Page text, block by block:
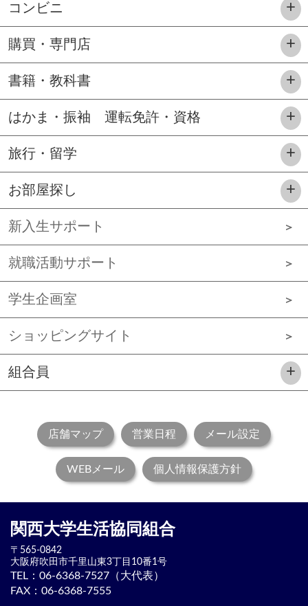
コンビニ
購買・専門店
書籍・教科書
はかま・振袖 運転免許・資格
旅行・留学
お部屋探し
新入生サポート
就職活動サポート
学生企画室
ショッピングサイト
組合員
店舗マップ 営業日程 メール設定
WEBメール 個人情報保護方針
関西大学生活協同組合
〒565-0842
大阪府吹田市千里山東3丁目10番1号
TEL： 06-6368-7527（大代表）
FAX：06-6368-7555